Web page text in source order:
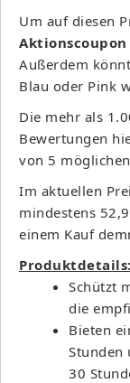
Um auf diesen
Außerdem
Blau oder Pink
Die mehr als
Bewertungen
von 5
Im aktuellen
mindestens
einem Kauf
Produktdetails:
Schützt
die
Bieten
Stunden
30